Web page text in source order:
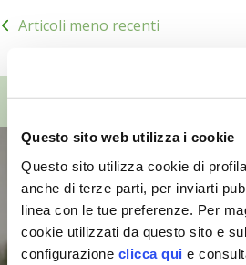
Questo sito web utilizza i cookie
Questo sito utilizza cookie di
anche di terze parti, per inviarti
linea con le tue preferenze. Per
cookie utilizzati da questo sito e
configurazione clicca qui e
articoli
Articoli meno recenti
TOP VIDEO